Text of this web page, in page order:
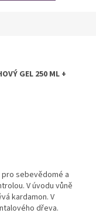
GEL 250 ML +
pro sebevědomé a
V úvodu vůně
kardamon. V
dřeva.